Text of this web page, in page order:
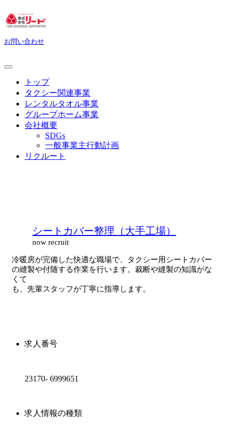
お問い合わせ
トップ
タクシー関連事業
レンタルタオル事業
グループホーム事業
会社概要
SDGs
一般事業主行動計画
リクルート
シートカバー整理（大手工場）
now recruit
冷暖房が完備した快適な職場で、タクシー用シートカバー
の縫製や付随する作業を行います。裁断や縫製の知識がな
くて
も、先輩スタッフが丁寧に指導します。
求人番号
23170- 6999651
求人情報の種類